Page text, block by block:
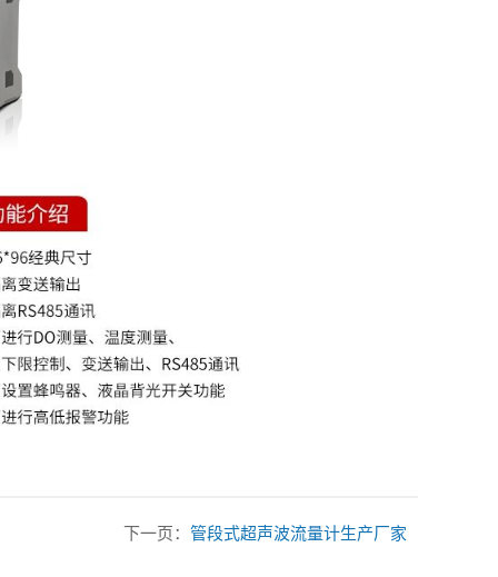
下一页： 管段式超声波流量计生产厂家